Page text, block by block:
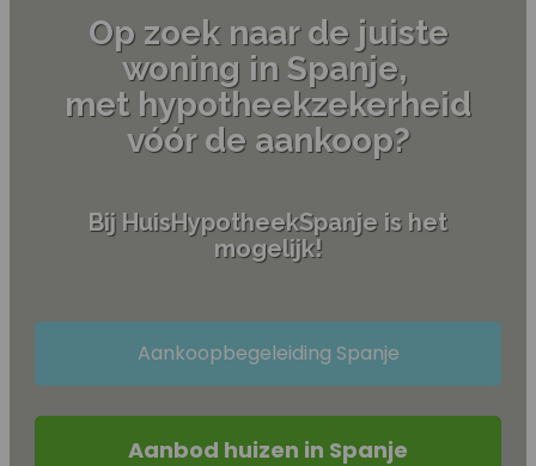
Op zoek naar de juiste
woning in Spanje,
met hypotheekzekerheid
vóór de aankoop?
Bij HuisHypotheekSpanje is het
mogelijk!
Aankoopbegeleiding Spanje
Aanbod huizen in Spanje